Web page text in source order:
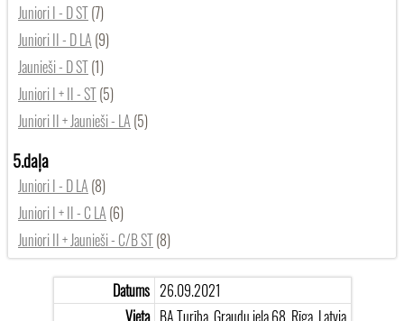
Juniori I - D ST(7)
Juniori II - D LA (9)
Jaunieši - D ST(1)
Juniori I + II - ST(5)
Juniori II + Jaunieši - LA (5)
5.daļa
Juniori I - D LA (8)
Juniori I + II - C LA (6)
Juniori II + Jaunieši - C/B ST(8)
Datums 26.09.2021
Vieta BA Turība, Graudu iela 68, Rīga, Latvia